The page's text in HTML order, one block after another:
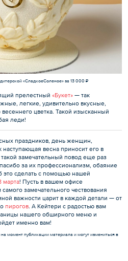
«СладкоеСоленое» за 13 000 ₽
прелестный «Букет» — так
легкие, удивительно вкусные,
цветка. Такой изысканный
леди!
праздников, день женщин,
весна приносит его в
замечательный повод еще раз
за их профессионализм, обаяние
сделать с помощью нашей
марта! Пусть в вашем офисе
замечательного чествования
важности царит в каждой детали — от
пирогов. А Кейтери с радостью вам
нашего обширного меню и
именно вам!
момент публикации материала и могут измениться в